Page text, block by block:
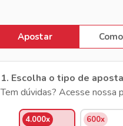
Apostar
1. Escolha o tipo de
Tem dúvidas? Acesse nossa
4.000x 600x